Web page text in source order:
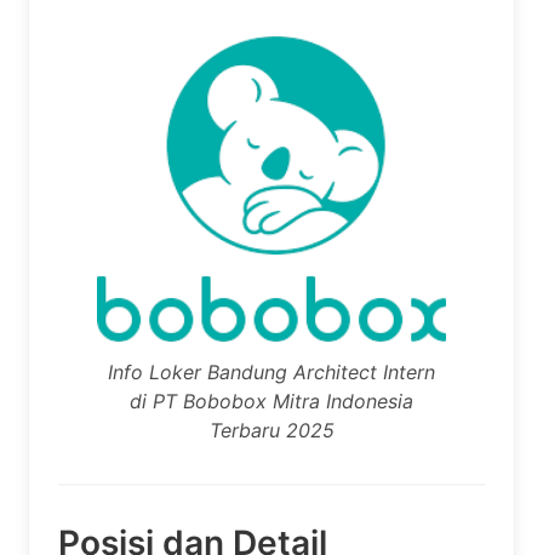
Info Loker Bandung Architect Intern
di PT Bobobox Mitra Indonesia
Terbaru 2025
Posisi dan Detail